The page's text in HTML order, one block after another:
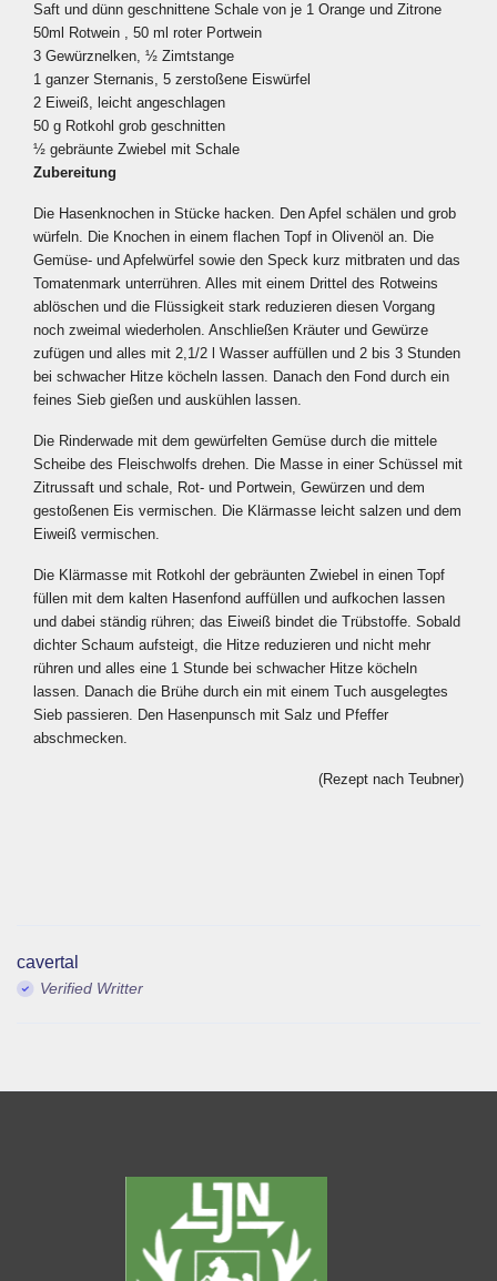
Saft und dünn geschnittene Schale von je 1 Orange und Zitrone
50ml Rotwein , 50 ml roter Portwein
3 Gewürznelken, ½ Zimtstange
1 ganzer Sternanis, 5 zerstoßene Eiswürfel
2 Eiweiß, leicht angeschlagen
50 g Rotkohl grob geschnitten
½ gebräunte Zwiebel mit Schale
Zubereitung
Die Hasenknochen in Stücke hacken. Den Apfel schälen und grob
würfeln. Die Knochen in einem flachen Topf in Olivenöl an. Die
Gemüse- und Apfelwürfel sowie den Speck kurz mitbraten und das
Tomatenmark unterrühren. Alles mit einem Drittel des Rotweins
ablöschen und die Flüssigkeit stark reduzieren diesen Vorgang
noch zweimal wiederholen. Anschließen Kräuter und Gewürze
zufügen und alles mit 2,1/2 l Wasser auffüllen und 2 bis 3 Stunden
bei schwacher Hitze köcheln lassen. Danach den Fond durch ein
feines Sieb gießen und auskühlen lassen.
Die Rinderwade mit dem gewürfelten Gemüse durch die mittele
Scheibe des Fleischwolfs drehen. Die Masse in einer Schüssel mit
Zitrussaft und schale, Rot- und Portwein, Gewürzen und dem
gestoßenen Eis vermischen. Die Klärmasse leicht salzen und dem
Eiweiß vermischen.
Die Klärmasse mit Rotkohl der gebräunten Zwiebel in einen Topf
füllen mit dem kalten Hasenfond auffüllen und aufkochen lassen
und dabei ständig rühren; das Eiweiß bindet die Trübstoffe. Sobald
dichter Schaum aufsteigt, die Hitze reduzieren und nicht mehr
rühren und alles eine 1 Stunde bei schwacher Hitze köcheln
lassen. Danach die Brühe durch ein mit einem Tuch ausgelegtes
Sieb passieren. Den Hasenpunsch mit Salz und Pfeffer
abschmecken.
(Rezept nach Teubner)
cavertal
Verified Writter